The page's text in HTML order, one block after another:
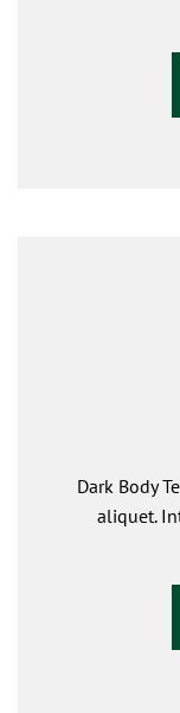
Dark Body
aliquet.